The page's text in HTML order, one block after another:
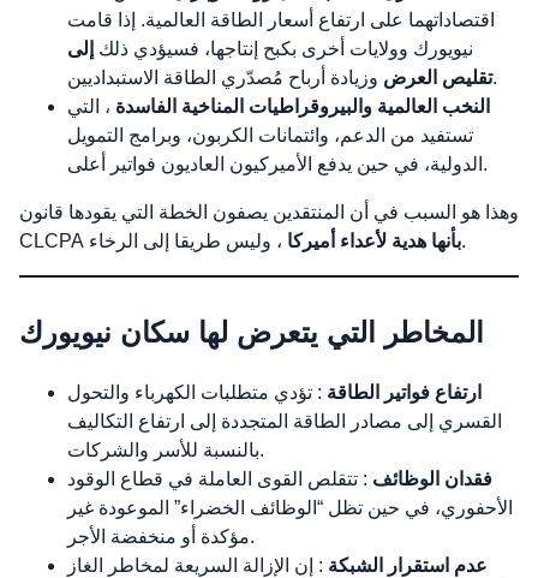
اقتصاداتهما على ارتفاع أسعار الطاقة العالمية. إذا قامت
نيويورك وولايات أخرى بكبح إنتاجها، فسيؤدي ذلك إلى
تقليص العرضوزيادة أرباح مُصدّري الطاقة الاستبداديين.
النخب العالمية والبيروقراطيات المناخية الفاسدة ، التي
تستفيد من الدعم، وائتمانات الكربون، وبرامج التمويل
الدولية، في حين يدفع الأميركيون العاديون فواتير أعلى.
وهذا هو السبب في أن المنتقدين يصفون الخطة التي يقودها قانون
CLCPA
بأنها هدية لأعداء أميركا، وليس طريقا إلى الرخاء.
المخاطر التي يتعرض لها سكان نيويورك
ارتفاع فواتير الطاقة : تؤدي متطلبات الكهرباء والتحول
القسري إلى مصادر الطاقة المتجددة إلى ارتفاع التكاليف
بالنسبة للأسر والشركات.
فقدان الوظائف : تتقلص القوى العاملة في قطاع الوقود
الأحفوري، في حين تظل “الوظائف الخضراء” الموعودة غير
مؤكدة أو منخفضة الأجر.
عدم استقرار الشبكة : إن الإزالة السريعة لمخاطر الغاز